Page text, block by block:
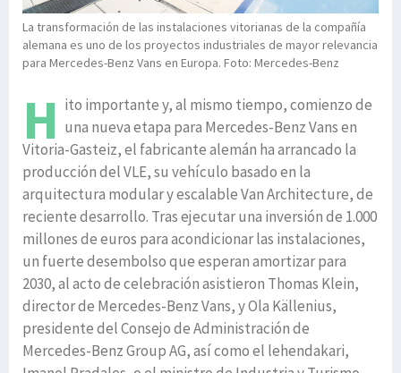
La transformación de las instalaciones vitorianas de la compañía
alemana es uno de los proyectos industriales de mayor relevancia
para Mercedes-Benz Vans en Europa. Foto: Mercedes-Benz
H ito importante y, al mismo tiempo, comienzo de
una nueva etapa para Mercedes-Benz Vans en
Vitoria-Gasteiz, el fabricante alemán ha arrancado la
producción del VLE, su vehículo basado en la
arquitectura modular y escalable Van Architecture, de
reciente desarrollo. Tras ejecutar una inversión de 1.000
millones de euros para acondicionar las instalaciones,
un fuerte desembolso que esperan amortizar para
2030, al acto de celebración asistieron Thomas Klein,
director de Mercedes-Benz Vans, y Ola Källenius,
presidente del Consejo de Administración de
Mercedes-Benz Group AG, así como el lehendakari,